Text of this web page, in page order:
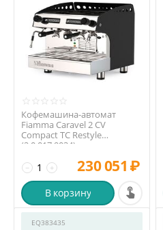
Кофемашина-автомат
Fiamma Caravel 2 CV
Compact TC Restyle
(2.0.017.9034)
+
− 230 051 ₽
В корзину
EQ383435